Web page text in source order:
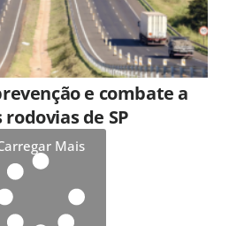
e combate a
de SP
Mais